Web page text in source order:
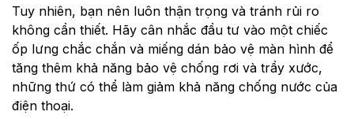
Tuy nhiên, bạn nên luôn thận trọng và tránh rủi ro
không cần thiết. Hãy cân nhắc đầu tư vào một chiếc
ốp lưng chắc chắn và miếng dán bảo vệ màn hình để
tăng thêm khả năng bảo vệ chống rơi và trầy xước,
những thứ có thể làm giảm khả năng chống nước của
điện thoại.